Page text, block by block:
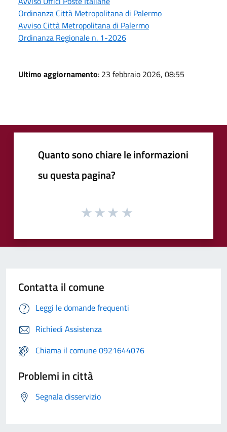
Ordinanza Città Metropolitana di Palermo
Avviso Città Metropolitana di Palermo
Ordinanza Regionale n. 1-2026
Ultimo aggiornamento: 23 febbraio 2026, 08:55
Quanto sono chiare le informazioni
su questa pagina?
Contatta il comune
Leggi le domande frequenti
Richiedi Assistenza
Chiama il comune 0921644076
Problemi in città
Segnala disservizio